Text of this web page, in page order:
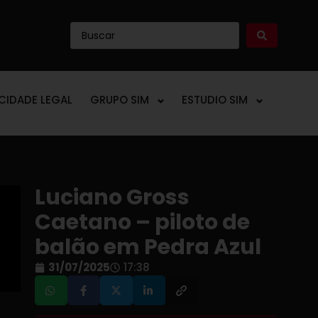
LEGAL GRUPO SIM ESTUDIO SIM
Luciano Gross
Caetano – piloto de
balão em Pedra Azul
31/07/2025 17:38